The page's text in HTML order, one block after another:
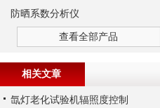
防晒系数分析仪
查看全部产品
相关文章
氙灯老化试验机辐照度控制